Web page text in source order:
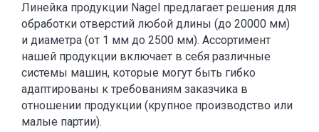
Линейка продукции Nagel предлагает решения для
обработки отверстий любой длины (до 20000 мм)
и диаметра (от 1 мм до 2500 мм). Ассортимент
нашей продукции включает в себя различные
системы машин, которые могут быть гибко
адаптированы к требованиям заказчика в
отношении продукции (крупное производство или
малые партии).